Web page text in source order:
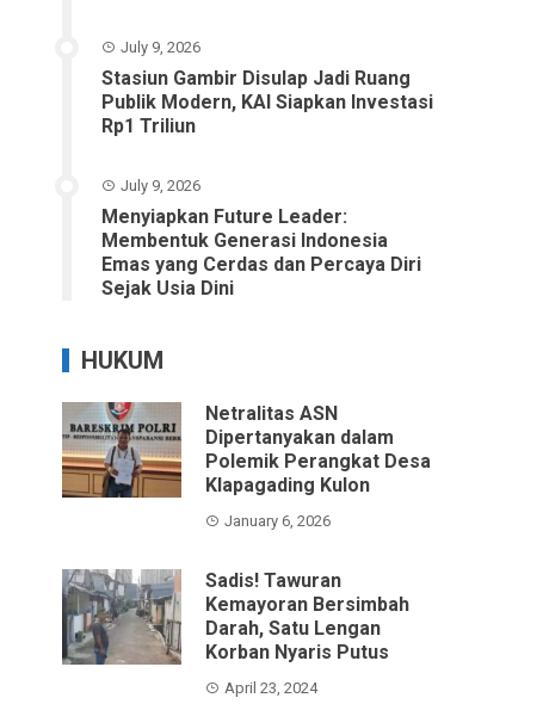
July 9, 2026
Stasiun Gambir Disulap Jadi Ruang
Publik Modern, KAI Siapkan Investasi
Rp1 Triliun
July 9, 2026
Menyiapkan Future Leader:
Membentuk Generasi Indonesia
Emas yang Cerdas dan Percaya Diri
Sejak Usia Dini
HUKUM
Netralitas ASN
Dipertanyakan dalam
Polemik Perangkat Desa
Klapagading Kulon
January 6, 2026
Sadis! Tawuran
Kemayoran Bersimbah
Darah, Satu Lengan
Korban Nyaris Putus
April 23, 2024